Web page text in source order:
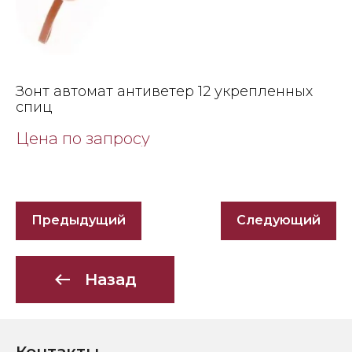
Зонт автомат антиветер 12 укрепленных
спиц
Цена по запросу
Предыдущий Следующий
Назад